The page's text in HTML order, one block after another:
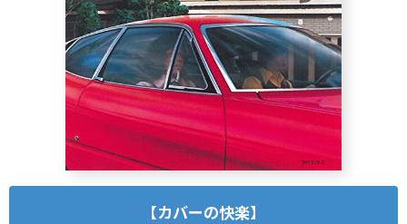
【カバーの快楽】